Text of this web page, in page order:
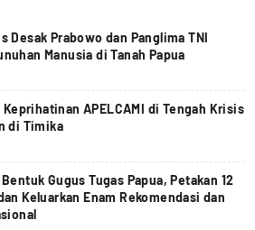
Desak Prabowo dan Panglima TNI
Manusia di Tanah Papua
APELCAMI di Tengah Krisis
di Timika
Gugus Tugas Papua, Petakan 12
Keluarkan Enam Rekomendasi dan